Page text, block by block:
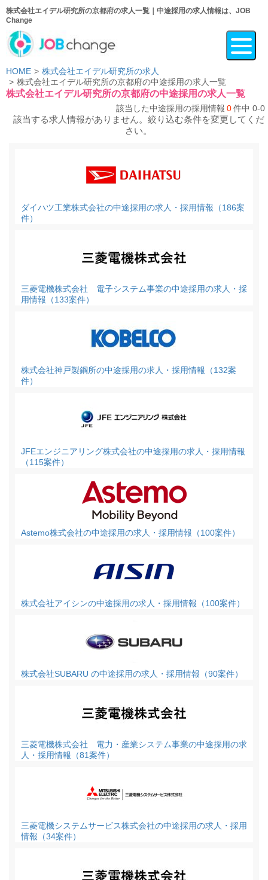
株式会社エイデル研究所の京都府の求人一覧｜中途採用の求人情報は、JOB
Change
HOME
株式会社エイデル研究所の求人
株式会社エイデル研究所の京都府の中途採用の求人一覧
株式会社エイデル研究所の京都府の中途採用の求人一覧
該当した中途採用の採用情報 0件中 0-0
該当する求人情報がありません。絞り込む条件を変更してくだ
さい。
ダイハツ工業株式会社の中途採用の求人・採用情報（186案
件）
三菱電機株式会社 電子システム事業の中途採用の求人・採
用情報（133案件）
株式会社神戸製鋼所の中途採用の求人・採用情報（132案
件）
JFEエンジニアリング株式会社の中途採用の求人・採用情報
（115案件）
Astemo株式会社の中途採用の求人・採用情報（100案件）
株式会社アイシンの中途採用の求人・採用情報（100案件）
株式会社SUBARU の中途採用の求人・採用情報（90案件）
三菱電機株式会社 電力・産業システム事業の中途採用の求
人・採用情報（81案件）
三菱電機システムサービス株式会社の中途採用の求人・採用
情報（34案件）